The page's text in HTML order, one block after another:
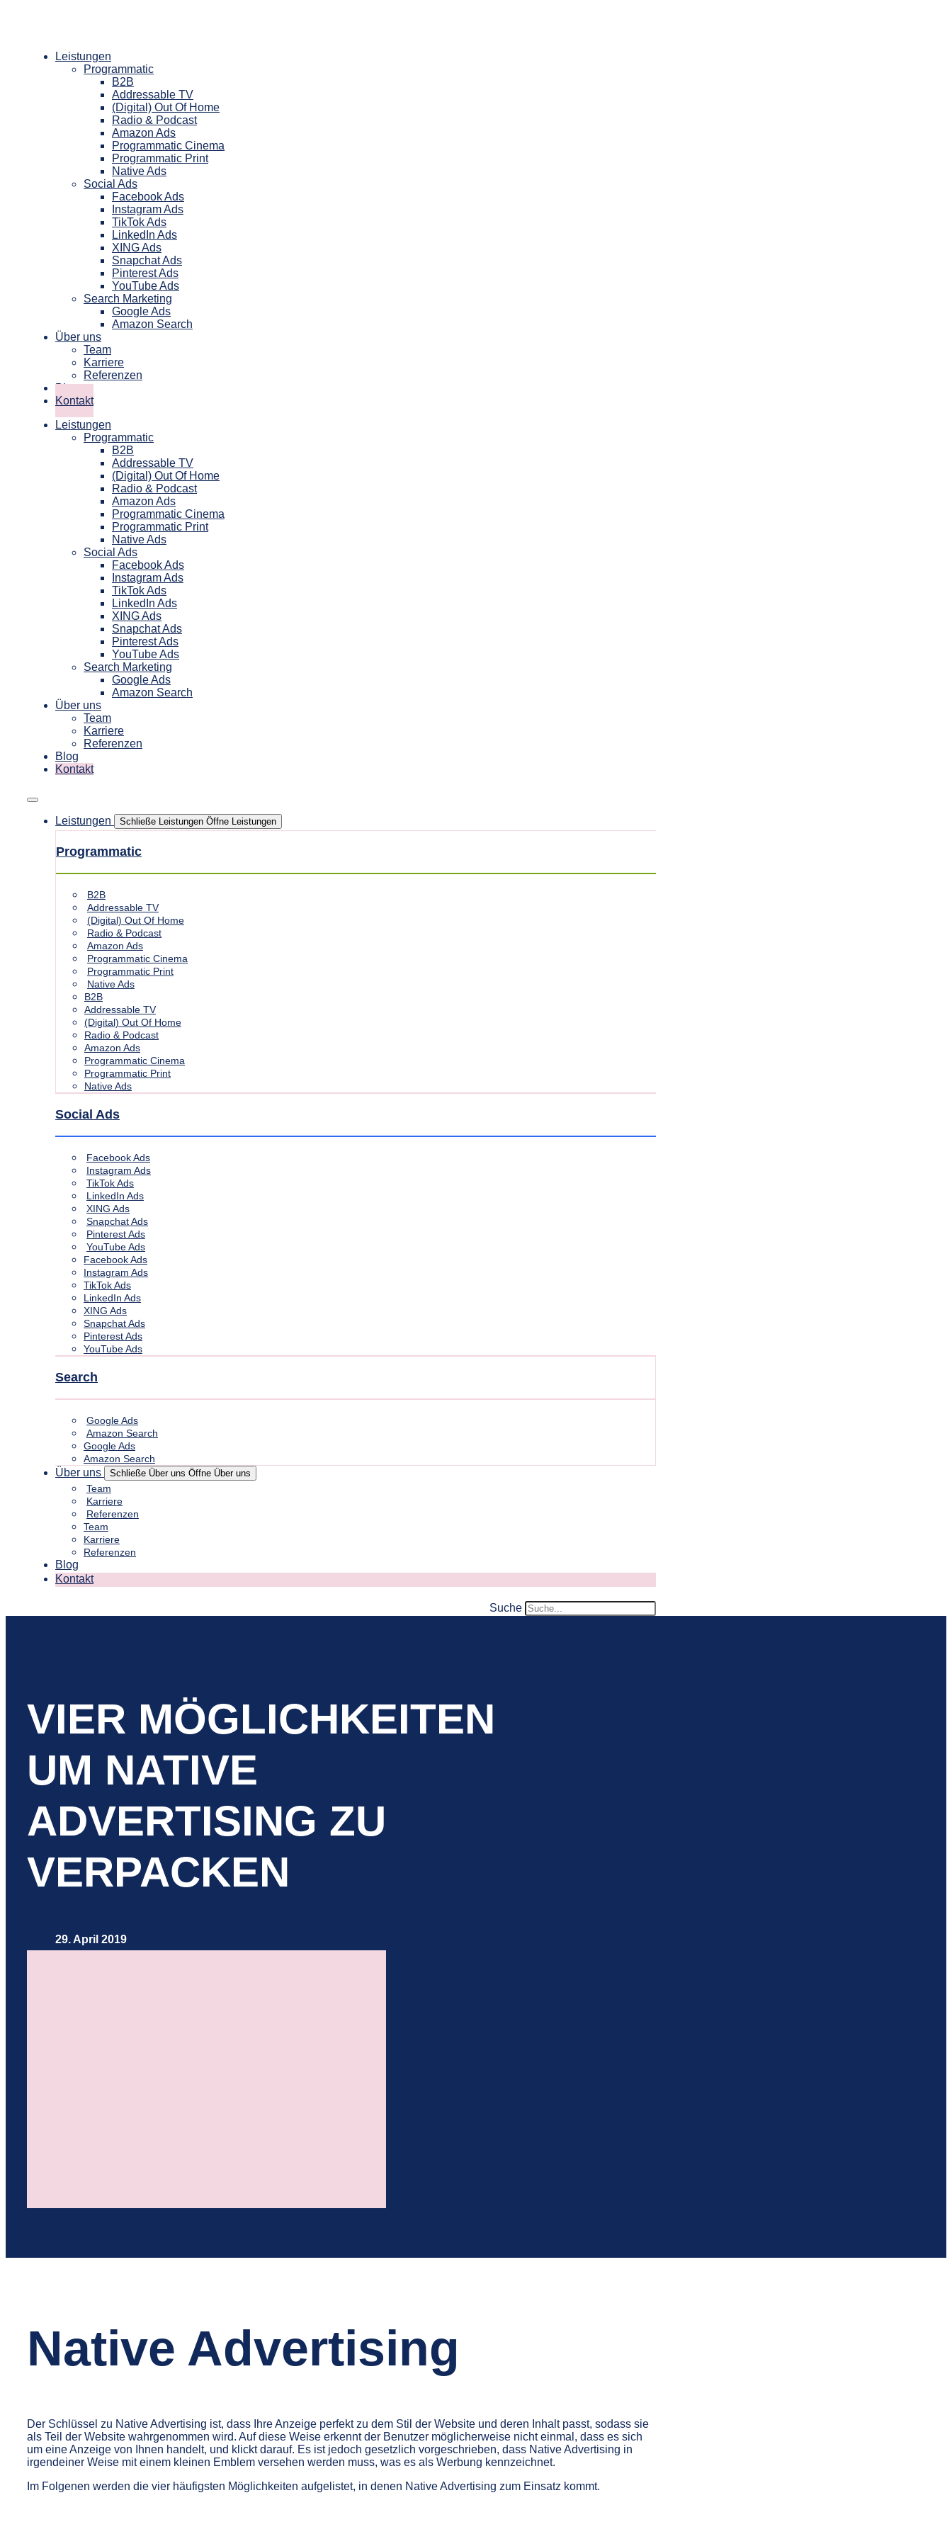
Leistungen
Programmatic
B2B
Addressable TV
(Digital) Out Of Home
Radio & Podcast
Amazon Ads
Programmatic Cinema
Programmatic Print
Native Ads
Social Ads
Facebook Ads
Instagram Ads
TikTok Ads
LinkedIn Ads
XING Ads
Snapchat Ads
Pinterest Ads
YouTube Ads
Search Marketing
Google Ads
Amazon Search
Über uns
Team
Karriere
Referenzen
Blog
Kontakt
Leistungen
Programmatic
B2B
Addressable TV
(Digital) Out Of Home
Radio & Podcast
Amazon Ads
Programmatic Cinema
Programmatic Print
Native Ads
Social Ads
Facebook Ads
Instagram Ads
TikTok Ads
LinkedIn Ads
XING Ads
Snapchat Ads
Pinterest Ads
YouTube Ads
Search Marketing
Google Ads
Amazon Search
Über uns
Team
Karriere
Referenzen
Blog
Kontakt
Leistungen Schließe Leistungen Öffne Leistungen
Programmatic
B2B
Addressable TV
(Digital) Out Of Home
Radio & Podcast
Amazon Ads
Programmatic Cinema
Programmatic Print
Native Ads
B2B
Addressable TV
(Digital) Out Of Home
Radio & Podcast
Amazon Ads
Programmatic Cinema
Programmatic Print
Native Ads
Social Ads
Facebook Ads
Instagram Ads
TikTok Ads
LinkedIn Ads
XING Ads
Snapchat Ads
Pinterest Ads
YouTube Ads
Facebook Ads
Instagram Ads
TikTok Ads
LinkedIn Ads
XING Ads
Snapchat Ads
Pinterest Ads
YouTube Ads
Search
Google Ads
Amazon Search
Google Ads
Amazon Search
Über uns Schließe Über uns Öffne Über uns
Team
Karriere
Referenzen
Team
Karriere
Referenzen
Blog
Kontakt
Suche
VIER MÖGLICHKEITEN
UM NATIVE
ADVERTISING ZU
VERPACKEN
29. April 2019
Native Advertising
Der Schlüssel zu Native Advertising ist, dass Ihre Anzeige perfekt zu dem Stil der Website und deren Inhalt passt, sodass sie
als Teil der Website wahrgenommen wird. Auf diese Weise erkennt der Benutzer möglicherweise nicht einmal, dass es sich
um eine Anzeige von Ihnen handelt, und klickt darauf. Es ist jedoch gesetzlich vorgeschrieben, dass Native Advertising in
irgendeiner Weise mit einem kleinen Emblem versehen werden muss, was es als Werbung kennzeichnet.
Im Folgenen werden die vier häufigsten Möglichkeiten aufgelistet, in denen Native Advertising zum Einsatz kommt.